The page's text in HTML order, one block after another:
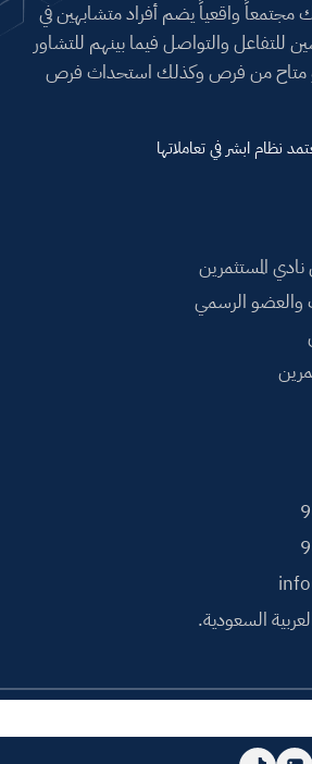
مجتمعاً واقعياً يضم أفراد متشابهين في
للتفاعل والتواصل فيما بينهم للتشاور
متاح من فرص وكذلك استحداث فرص
نظام ابشر في تعاملاتها
المستثمرين
والعضو الرسمي
السعودية.